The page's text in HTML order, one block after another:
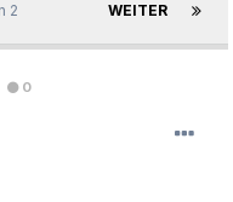
WEITER
2
0